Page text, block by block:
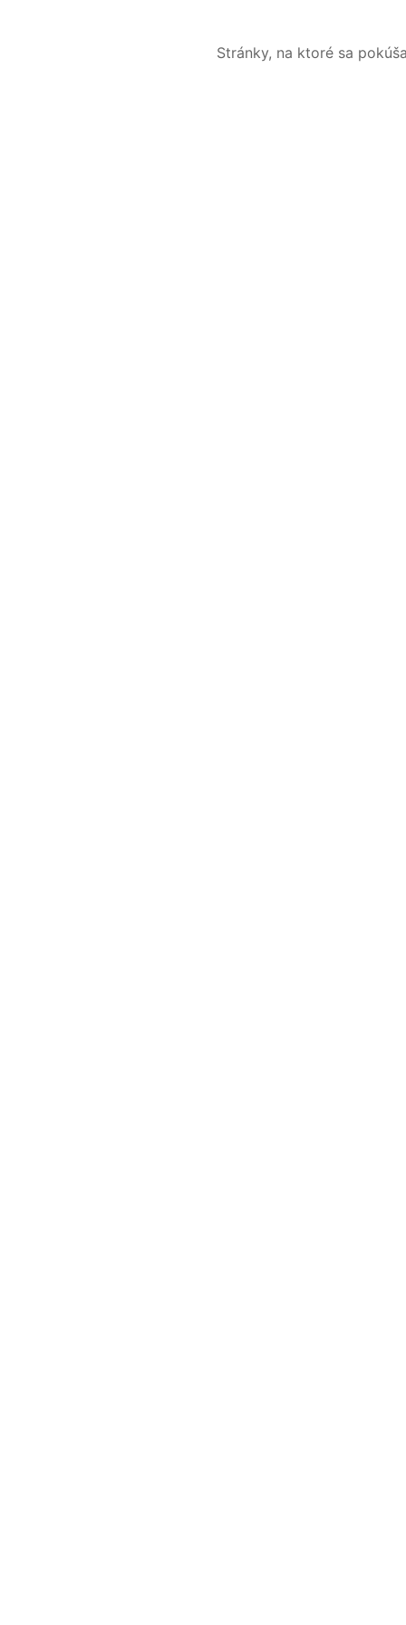
Stránky, na ktoré sa